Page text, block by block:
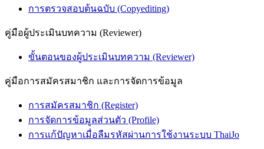
การตรวจสอบต้นฉบับ (Copyediting)
คู่มือผู้ประเมินบทความ (Reviewer)
ขั้นตอนของผู้ประเมินบทความ (Reviewer)
คู่มือการสมัครสมาชิก และการจัดการข้อมูล
การสมัครสมาชิก (Register)
การจัดการข้อมูลส่วนตัว (Profile)
การแก้ปัญหาเมื่อลืมรหัสผ่านการใช้งานระบบ ThaiJo